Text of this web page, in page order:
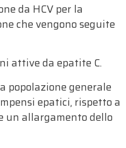
da HCV per la
che vengono seguite
attive da epatite C.
popolazione generale
epatici, rispetto a
un allargamento dello